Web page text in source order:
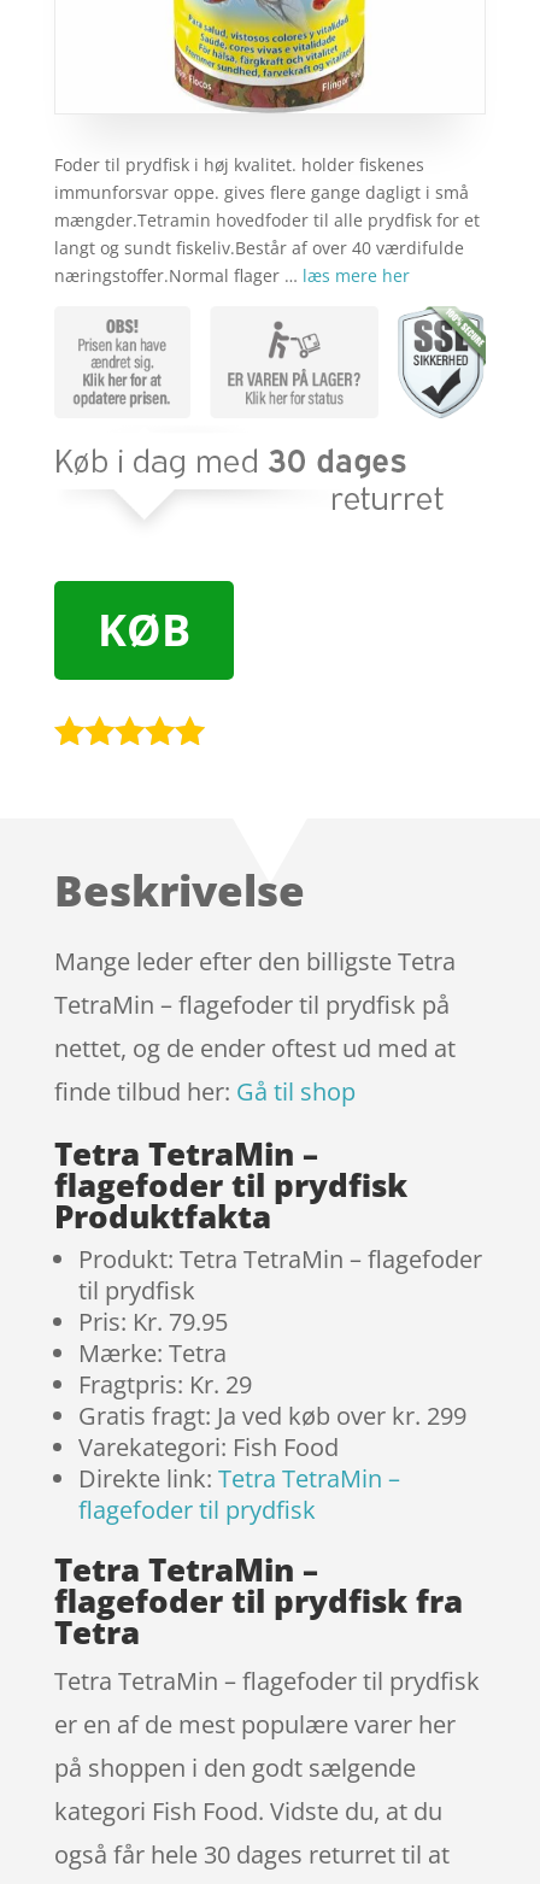
Foder til prydfisk i høj kvalitet. holder fiskenes
immunforsvar oppe. gives flere gange dagligt i små
mængder.Tetramin hovedfoder til alle prydfisk for et
langt og sundt fiskeliv.Består af over 40 værdifulde
næringstoffer.Normal flager … læs mere her
KØB
kundebedøm
Beskrivelse
Mange leder efter den billigste Tetra
TetraMin – flagefoder til prydfisk på
nettet, og de ender oftest ud med at
finde tilbud her: Gå til shop
Tetra TetraMin –
flagefoder til prydfisk
Produktfakta
Produkt: Tetra TetraMin – flagefoder
til prydfisk
Pris: Kr. 79.95
Mærke: Tetra
Fragtpris: Kr. 29
Gratis fragt: Ja ved køb over kr. 299
Varekategori: Fish Food
Direkte link: Tetra TetraMin –
flagefoder til prydfisk
Tetra TetraMin –
flagefoder til prydfisk fra
Tetra
Tetra TetraMin – flagefoder til prydfisk
er en af de mest populære varer her
på shoppen i den godt sælgende
kategori Fish Food. Vidste du, at du
også får hele 30 dages returret til at